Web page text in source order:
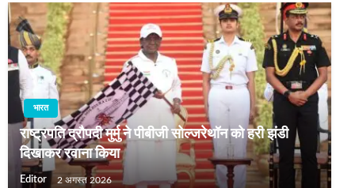
भारत
राष्ट्रपति द्रौपदी मुर्मु ने पीबीजी सोल्जरेथॉन को हरी झंडी
दिखाकर रवाना किया
Editor 2 अगस्त 2026